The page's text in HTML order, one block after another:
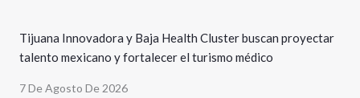
Tijuana Innovadora y Baja Health Cluster buscan proyectar
talento mexicano y fortalecer el turismo médico
7 De Agosto De 2026